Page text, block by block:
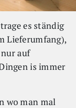
es ständig
Lieferumfang),
nur auf
is immer
wo man mal